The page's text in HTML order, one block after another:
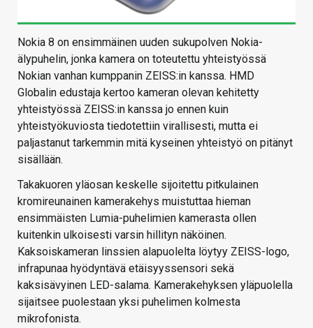
Nokia 8 on ensimmäinen uuden sukupolven Nokia-
älypuhelin, jonka kamera on toteutettu yhteistyössä
Nokian vanhan kumppanin ZEISS:in kanssa. HMD
Globalin edustaja kertoo kameran olevan kehitetty
yhteistyössä ZEISS:in kanssa jo ennen kuin
yhteistyökuviosta tiedotettiin virallisesti, mutta ei
paljastanut tarkemmin mitä kyseinen yhteistyö on pitänyt
sisällään.
Takakuoren yläosan keskelle sijoitettu pitkulainen
kromireunainen kamerakehys muistuttaa hieman
ensimmäisten Lumia-puhelimien kamerasta ollen
kuitenkin ulkoisesti varsin hillityn näköinen.
Kaksoiskameran linssien alapuolelta löytyy ZEISS-logo,
infrapunaa hyödyntävä etäisyyssensori sekä
kaksisävyinen LED-salama. Kamerakehyksen yläpuolella
sijaitsee puolestaan yksi puhelimen kolmesta
mikrofonista.